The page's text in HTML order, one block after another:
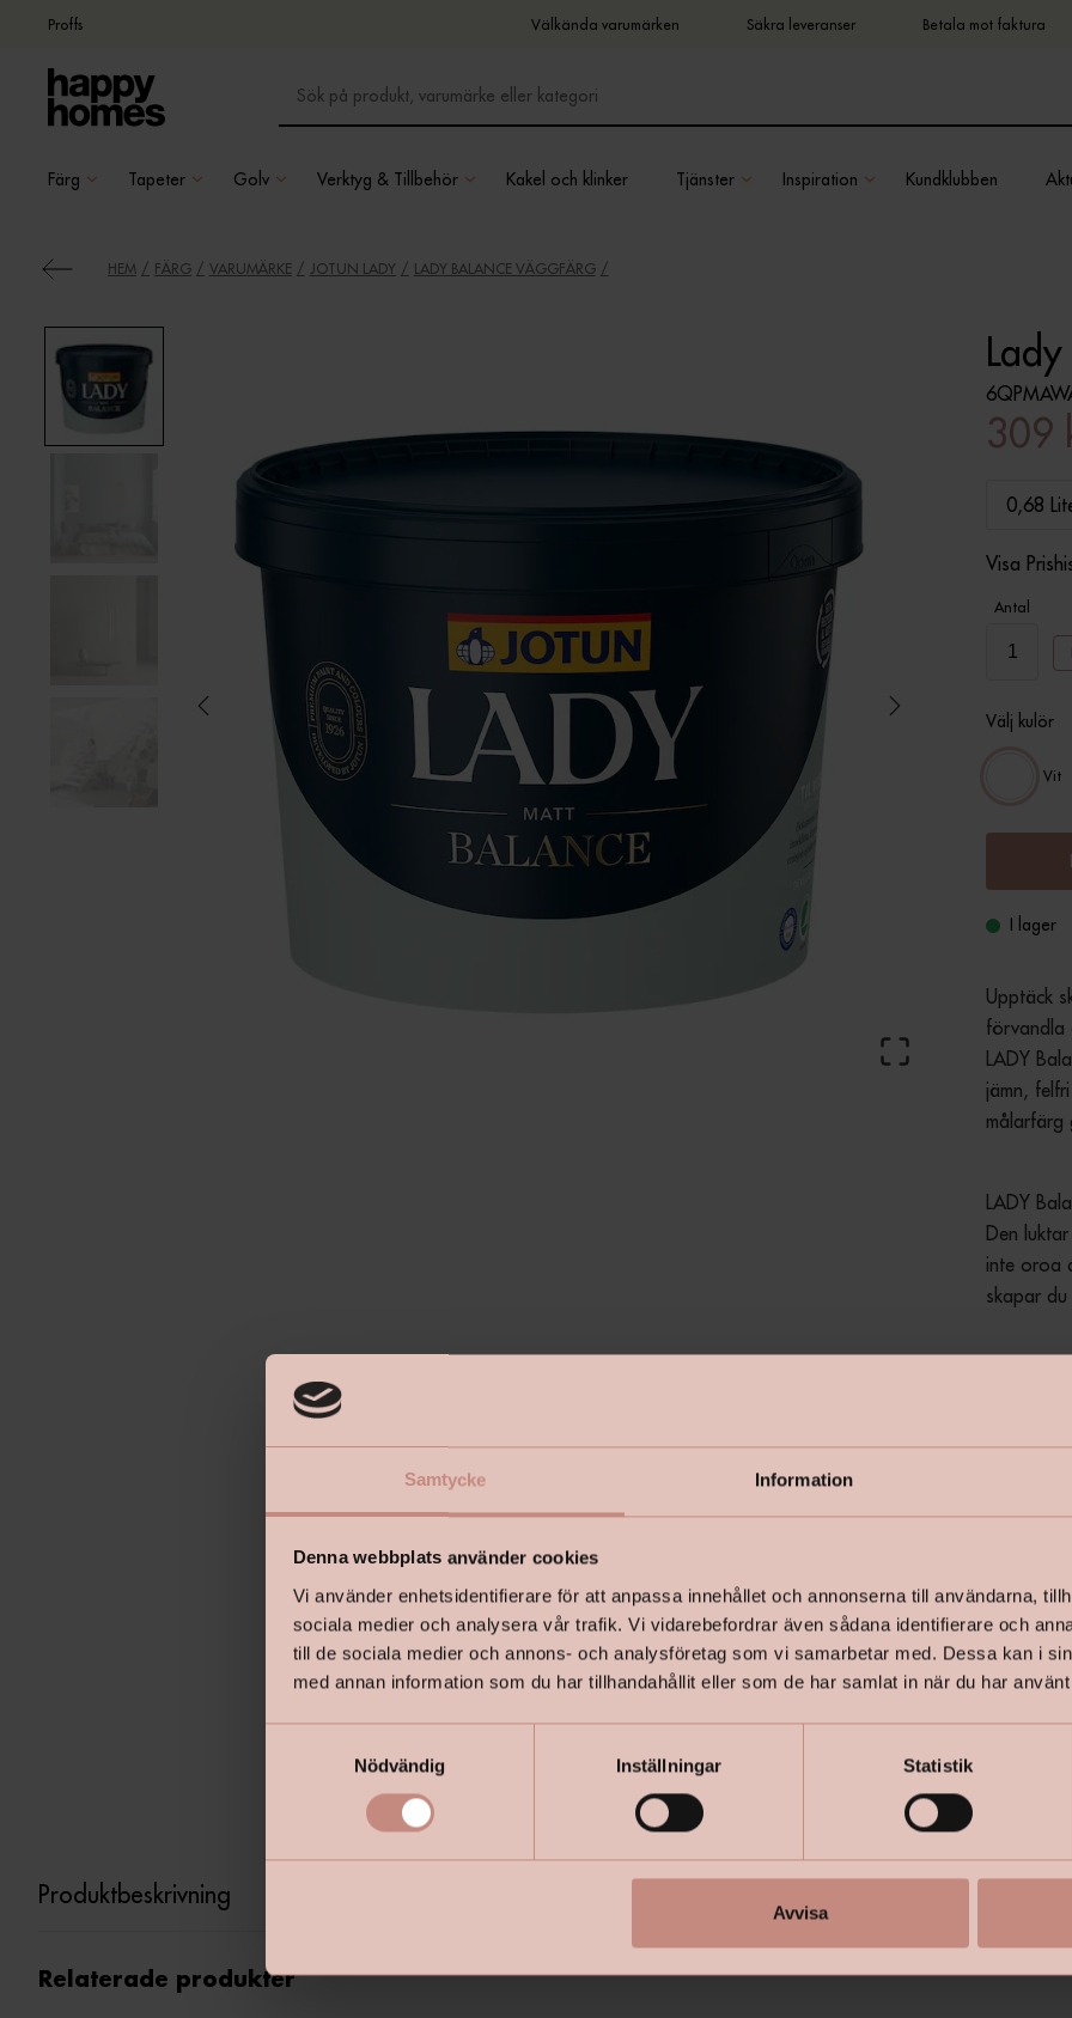
Samtycke Information
Denna webbplats använder cookies
Vi använder enhetsidentifierare för att anpassa innehållet och annonserna till användarna,
sociala medier och analysera vår trafik. Vi vidarebefordrar även sådana identifierare och
till de sociala medier och annons- och analysföretag som vi samarbetar med. Dessa kan i
med annan information som du har tillhandahållit eller som de har samlat in när du har
s
Nödvändig Inställningar Statistik
Avvisa
Proffs Välkända varumärken Säkra leveranser Betala mot faktura
Färg Tapeter Golv Verktyg & Tillbehör Kakel och klinker Tjänster Inspiration Kundklubben
HEM FÄRG VARUMÄRKE JOTUN LADY LADY BALANCE VÄGGFÄRG
309
0,68
Visa
Antal
Välj kulör
Vit
I lager
Upptäck
förvandla
LADY
jämn,
målarfärg
LADY
Den
inte oroa
skapar
Det är
-Ett
-Minimal
Ny
Produktbeskrivning
Relaterade produkter